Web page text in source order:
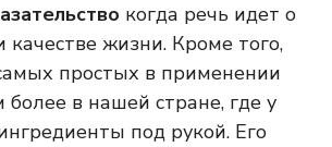
когда речь идет о
качестве жизни. Кроме того,
простых в применении
более в нашей стране, где у
под рукой. Его